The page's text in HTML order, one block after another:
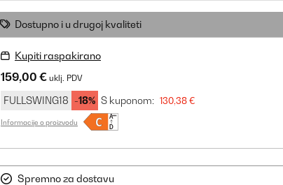
Dostupno i u drugoj kvaliteti
Kupiti raspakirano
159,00 € uklj. PDV
FULLSWING18 -18% S kuponom: 130,38 €
Informacije o proizvodu
Spremno za dostavu